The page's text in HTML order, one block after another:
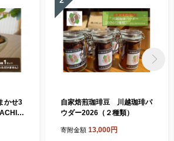
かせ3
F
自家焙煎珈琲豆 川越珈琲パ
ウダー2026（２種類）
寄附金額 13,000円